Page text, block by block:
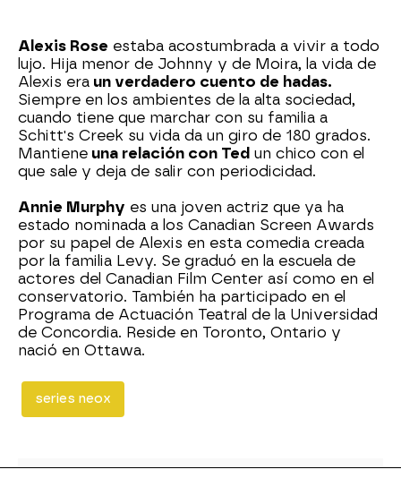
Alexis Rose estaba acostumbrada a vivir a todo
lujo. Hija menor de Johnny y de Moira, la vida de
Alexis era un verdadero cuento de hadas.
Siempre en los ambientes de la alta sociedad,
cuando tiene que marchar con su familia a
Schitt's Creek su vida da un giro de 180 grados.
Mantiene una relación con Ted un chico con el
que sale y deja de salir con periodicidad.
Annie Murphy es una joven actriz que ya ha
estado nominada a los Canadian Screen Awards
por su papel de Alexis en esta comedia creada
por la familia Levy. Se graduó en la escuela de
actores del Canadian Film Center así como en el
conservatorio. También ha participado en el
Programa de Actuación Teatral de la Universidad
de Concordia. Reside en Toronto, Ontario y
nació en Ottawa.
series neox